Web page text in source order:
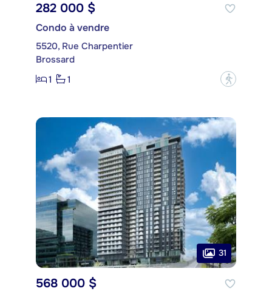
282 000 $
Condo à vendre
5520, Rue Charpentier
Brossard
1
1 ?
31
568 000 $